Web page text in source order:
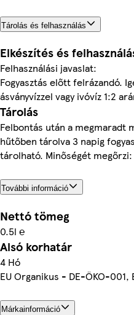
Tárolás és felhasználás
Elkészítés és
Felhasználási javaslat:
Fogyasztás előtt felrázandó.
ásványvízzel vagy ivóvíz 1:2
Tárolás
Felbontás után a megmaradt
hűtőben tárolva 3 napig
tárolható. Minőségét
További információ
Nettó tömeg
0.5l ℮
Alsó korhatár
4 Hó
EU Organikus - DE-ÖKO-
Márkainformáció